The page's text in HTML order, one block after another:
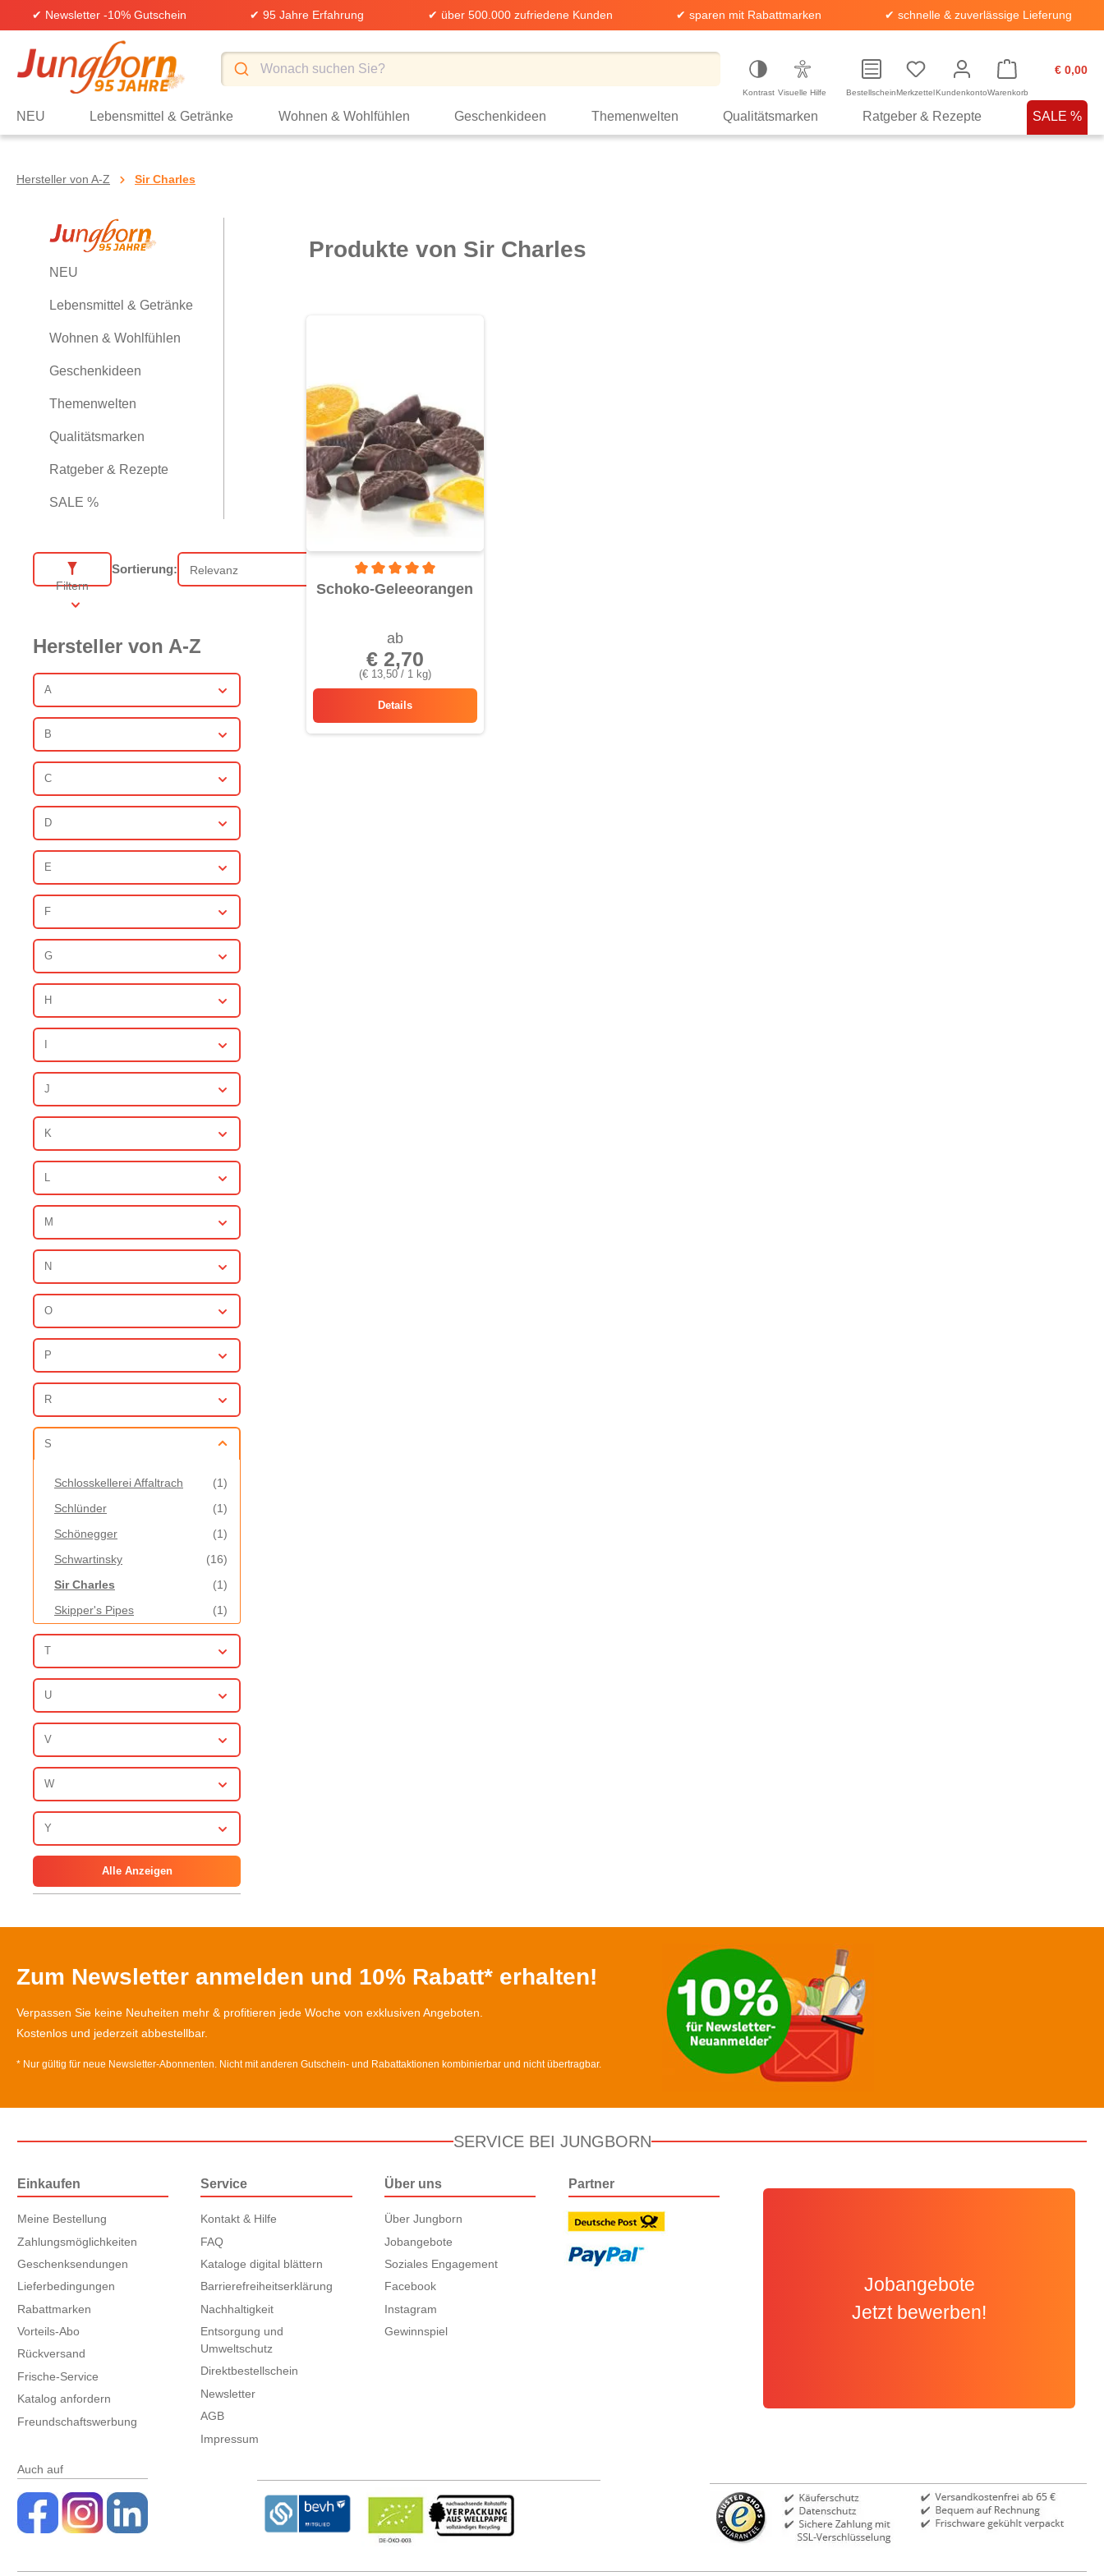
Zur Hauptnavigation springen
✔ Newsletter -10% Gutschein ✔ 95 Jahre Erfahrung ✔ über 500.000 zufriedene Kunden ✔ sparen mit Rabattmarken ✔ schnelle & zuverlässige Lieferung
Kontrast Visuelle Hilfe BestellscheinMerkzettelKundenkonto
€ 0,00
Warenkorb
NEU Lebensmittel & Getränke Wohnen & Wohlfühlen Geschenkideen Themenwelten Qualitätsmarken Ratgeber & Rezepte SALE %
Hersteller von A-Z Sir Charles
NEU
Lebensmittel & Getränke
Wohnen & Wohlfühlen
Geschenkideen
Themenwelten
Qualitätsmarken
Ratgeber & Rezepte
SALE %
Filtern
Sortierung:
Sortierung
Hersteller von A-Z
A
B
C
D
E
F
G
H
J
K
L
M
N
O
P
R
S
(1)
Schlosskellerei Affaltrach
(1)
Schlünder
(1)
Schönegger
(16)
Schwartinsky
(1)
Sir Charles
(1)
Skipper's Pipes
(1)
Sorger
(1)
Storz
T
U
V
W
Y
Alle Anzeigen
Produkte von Sir Charles
Durchschnittliche Bewertung von 5 von 5 Sternen
Schoko-Geleeorangen
(€ 13,50 / 1 kg)
ab
€ 2,70
Details
Schoko-Geleeorangen
Zum Newsletter anmelden und 10% Rabatt* erhalten!
Verpassen Sie keine Neuheiten mehr & profitieren jede Woche von exklusiven Angeboten.
Kostenlos und jederzeit abbestellbar.
* Nur gültig für neue Newsletter-Abonnenten. Nicht mit anderen Gutschein- und Rabattaktionen kombinierbar und nicht übertragbar.
SERVICE BEI JUNGBORN
Einkaufen
Meine Bestellung
Zahlungsmöglichkeiten
Geschenksendungen
Lieferbedingungen
Rabattmarken
Vorteils-Abo
Rückversand
Frische-Service
Katalog anfordern
Freundschaftswerbung
Service
Kontakt & Hilfe
FAQ
Kataloge digital blättern
Barrierefreiheitserklärung
Nachhaltigkeit
Entsorgung und
Umweltschutz
Direktbestellschein
Newsletter
AGB
Impressum
Über uns
Über Jungborn
Jobangebote
Soziales Engagement
Facebook
Instagram
Gewinnspiel
Partner
Jobangebote
Jetzt bewerben!
Auch auf